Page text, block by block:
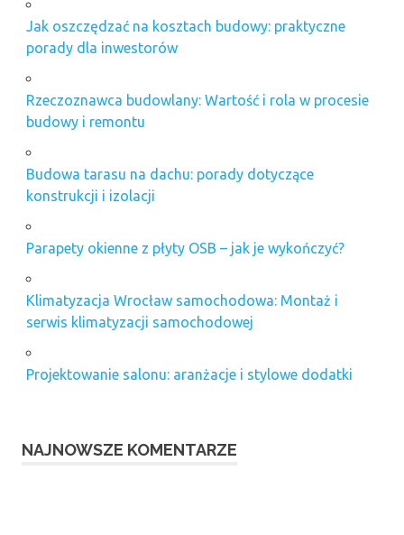
Jak oszczędzać na kosztach budowy: praktyczne
porady dla inwestorów
Rzeczoznawca budowlany: Wartość i rola w procesie
budowy i remontu
Budowa tarasu na dachu: porady dotyczące
konstrukcji i izolacji
Parapety okienne z płyty OSB – jak je wykończyć?
Klimatyzacja Wrocław samochodowa: Montaż i
serwis klimatyzacji samochodowej
Projektowanie salonu: aranżacje i stylowe dodatki
NAJNOWSZE KOMENTARZE